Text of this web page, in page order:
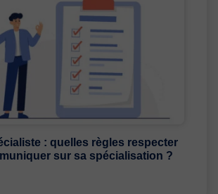
: quelles règles respecter
sur sa spécialisation ?